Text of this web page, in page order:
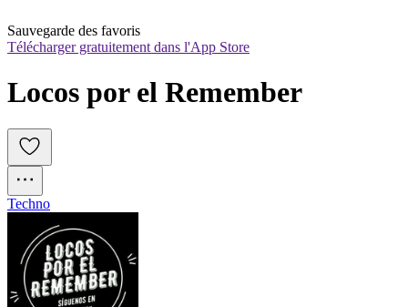
Sauvegarde des favoris
Télécharger gratuitement dans l'App Store
Locos por el Remember
Techno